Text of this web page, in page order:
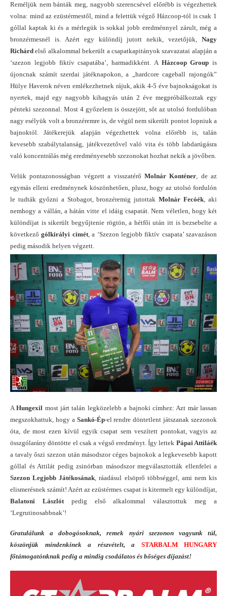
Reméljük nem bánták meg, nagyobb szerencsével előrébb is végezhettek
volna: mind az ezüstérmestől, mind a felettük végző Házcoop-tól is csak 1
góllal kaptak ki és a mérlegük is sokkal jobb eredménnyel zárult, még a
bronzérmesnél is. Azért egy különdíj jutott nekik, vezetőjük, Nagy
Richárd első alkalommal bekerült a csapatkapitányok szavazatai alapján a
‘szezon legjobb fiktív csapatába’, harmadikként. A Házcoop Group is
újoncnak számít szerdai játéknapokon, a „hardcore cageball rajongók”
Hülye Haverok néven emlékezhetnek rájuk, akik 4-5 éve bajnokságokat is
nyertek, majd egy nagyobb kihagyás után 2 éve megpróbálkoztak egy
pénteki szezonnal. Most 4 győzelem is összejött, sőt az utolsó fordulóban
nagy esélyük volt a bronzéremre is, de végül nem sikerült pontot lopniuk a
bajnoktól. Játékerejük alapján végezhettek volna előrébb is, talán
kevesebb szabálytalanság, játékvezetővel való vita és több labdarúgásra
való koncentrálás még eredményesebb szezonokat hozhat nekik a jövőben.
Velük pontazonosságban végzett a visszatérő Molnár Konténer, de az
egymás elleni eredménynek köszönhetően, plusz, hogy az utolsó fordulón
le tudták győzni a Stobagot, bronzéremig jutottakMolnár Fecóék, aki
nemhogy a vállán, a hátán vitte el idáig csapatát. Nem véletlen, hogy két
különdíjat is sikerült begyűjtenie rögtön, a hétfői után itt is bezsebelte a
következőgólkirályi címét, a ‘Szezon legjobb fiktív csapata’ szavazáson
pedig második helyen végzett.
AHungexil most járt talán legközelebb a bajnoki címhez: Azt már lassan
megszokhattuk, hogy a Sankó-Ép-el rendre döntetlent játszanak szezonok
óta, de most ezen kívül egyik csapat sem veszített pontokat, vagyis az
összgólarány döntötte el csak a végső eredményt. Így lettek Pápai Attiláék
a tavaly őszi szezon után másodszor céges bajnokok a legkevesebb kapott
góllal és Attilát pedig zsinórban másodszor megválasztották ellenfelei a
Szezon Legjobb Játékosának, ráadásul elsöprő többséggel, ami nem kis
elismerésnek számít! Azért az ezüstérmes csapat is kitermelt egy különdíjat,
Balatoni Lászlótpedig első alkalommal választottuk meg a
‘Legrutinosabbnak’!
Gratulálunk a dobogósoknak, remek nyári szezonon vagyunk túl,
köszönjük mindenkinek a részvételt, a STARBALM HUNGARY
főtámogatónknak pedig a mindig csodálatos és bőséges díjazást!